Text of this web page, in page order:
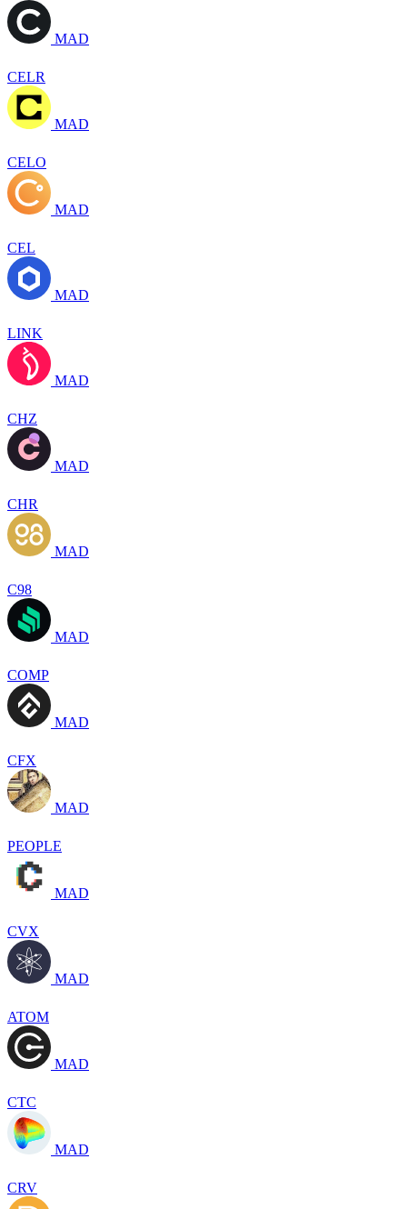
MAD
CELR
MAD
CELO
MAD
CEL
MAD
LINK
MAD
CHZ
MAD
CHR
MAD
C98
MAD
COMP
MAD
CFX
MAD
PEOPLE
MAD
CVX
MAD
ATOM
MAD
CTC
MAD
CRV